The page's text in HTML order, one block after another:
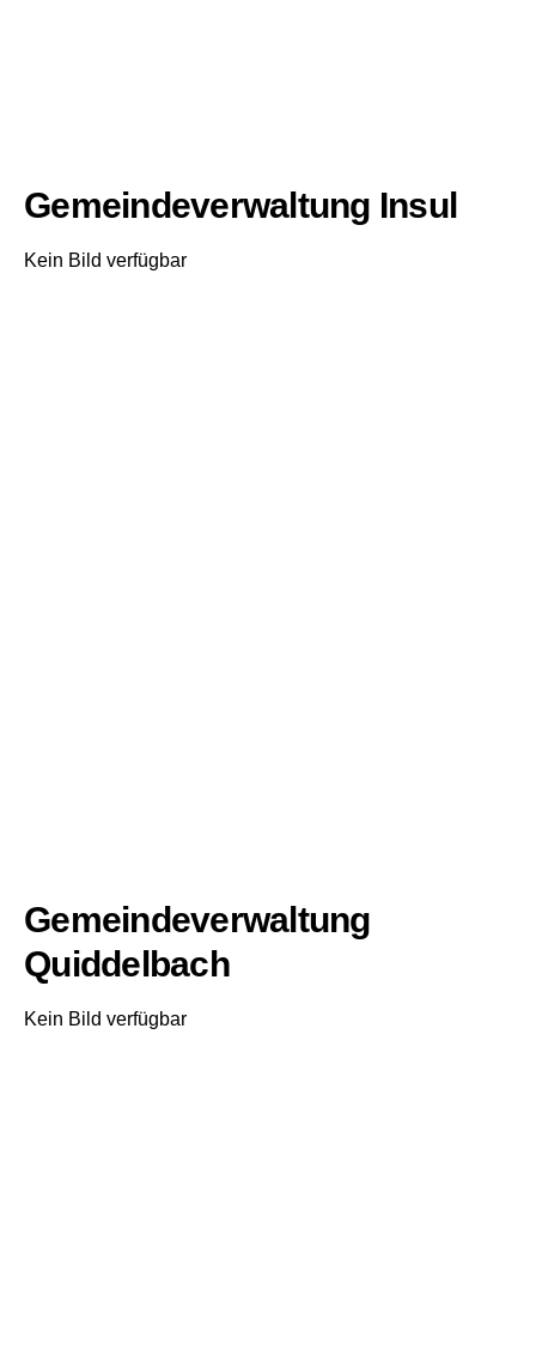
Gemeindeverwaltung Insul
Kein Bild verfügbar
Gemeindeverwaltung
Quiddelbach
Kein Bild verfügbar